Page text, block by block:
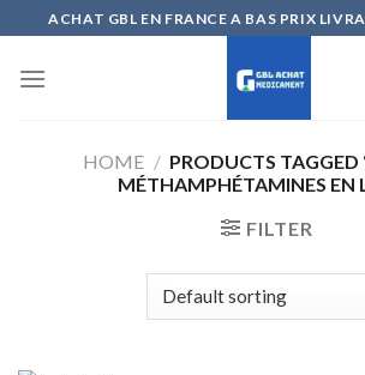
to
content
ACHAT GBL EN FRANCE A BAS PRIX
HOME / PRODUCTS TAGGED
MÉTHAMPHÉTAMINES EN
FILTER